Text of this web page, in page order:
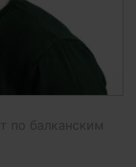
по балканским